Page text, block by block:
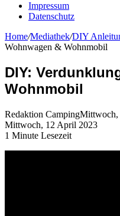
Impressum
Datenschutz
Home/Mediathek/DIY
Wohnwagen & Wohnmobil
DIY:
Wohnmobil
Redaktion CampingMittwoch,
Mittwoch, 12 April 2023
1 Minute Lesezeit